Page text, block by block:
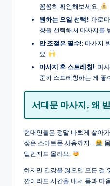
꼼꼼히 확인해보세요.
원하는 오일 선택!: 아로
향을 선택해서 마사지를
압 조절은 필수!: 마사지
요.
마사지 후 스트레칭!: 마
준히 스트레칭하는 게 좋
서대문 마사지, 왜
현대인들은 정말 바쁘게 살아가
잦은 스마트폰 사용까지…
일인지도 몰라요.
하지만 건강을 잃으면 모든 걸
깐이라도 시간을 내서 몸과 마